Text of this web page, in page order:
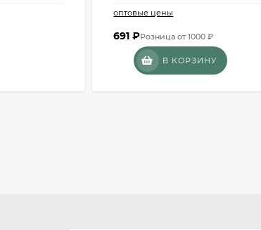
оптовые цены
691₽Розница от 1000 ₽
В КОРЗИНУ